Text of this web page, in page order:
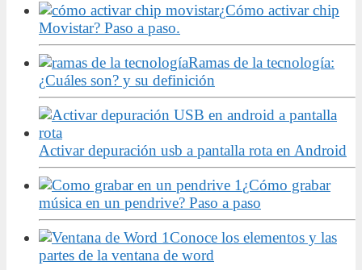
¿Cómo activar chip
Movistar? Paso a paso.
Ramas de la tecnología:
¿Cuáles son? y su definición
Activar depuración usb a pantalla rota en Android
¿Cómo grabar
música en un pendrive? Paso a paso
Conoce los elementos y las
partes de la ventana de word